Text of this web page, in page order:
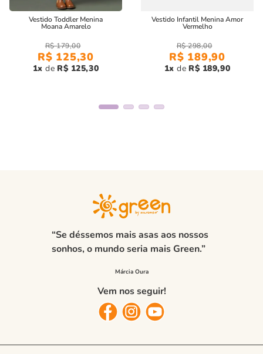
Vestido Toddler Menina
Moana Amarelo
R$ 179,00
R$ 125,30
1 R$ 125,30
Vestido Infantil Menina Amor
Vermelho
R$ 298,00
R$ 189,90
1 R$ 189,90
“Se déssemos mais asas aos nossos
sonhos, o mundo seria mais Green.”
Vem nos seguir!